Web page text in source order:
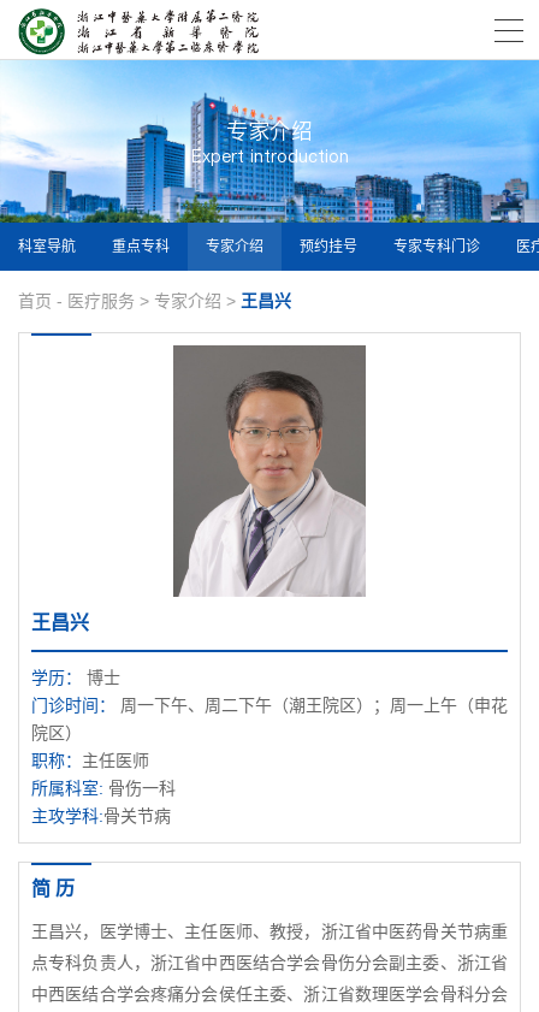
专家介绍
Expert introduction
科室导航 重点专科 专家介绍 预约挂号 专家专科门诊 医
首页 - 医疗服务 > 专家介绍 > 王昌兴
王昌兴
学历： 博士
门诊时间： 周一下午、周二下午（潮王院区）；周一上午（申花
院区）
职称： 主任医师
所属科室: 骨伤一科
主攻学科:骨关节病
简 历
王昌兴，医学博士、主任医师、教授，浙江省中医药骨关节病重
点专科负责人，浙江省中西医结合学会骨伤分会副主委、浙江省
中西医结合学会疼痛分会侯任主委、浙江省数理医学会骨科分会